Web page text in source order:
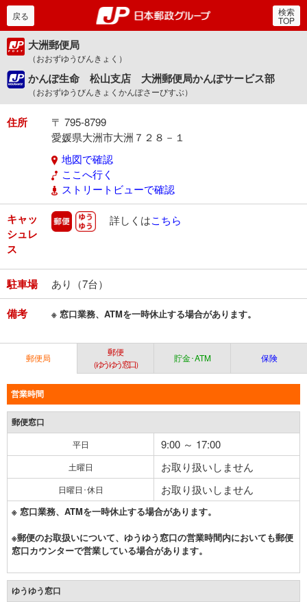
郵便局・日本郵政グルー
戻る 検索
TOP
大洲郵便局
（おおずゆうびんきょく）
かんぽ生命 松山支店 大洲郵便局かんぽサービス部
（おおずゆうびんきょくかんぽさーびすぶ）
住所
〒 795-8799
愛媛県大洲市大洲７２８－１
地図で確認
ここへ行く
ストリートビューで確認
キャッ
シュレ
ス
郵便 ゆうゆう
詳しくはこちら
駐車場 あり（7台）
備考 ※ 窓口業務、ATMを一時休止する場合があります。
郵便局
郵便
（ゆうゆう窓口）
貯金･ATM 保険
営業時間
郵便窓口
平日 9:00 ～ 17:00
土曜日 お取り扱いしません
日曜日･休日 お取り扱いしません
※ 窓口業務、ATMを一時休止する場合があります。
※郵便のお取扱いについて、ゆうゆう窓口の営業時間内においても郵便
窓口カウンターで営業している場合があります。
ゆうゆう窓口